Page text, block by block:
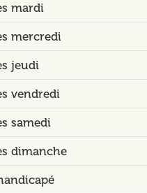
mardi
mercredi
jeudi
vendredi
samedi
dimanche